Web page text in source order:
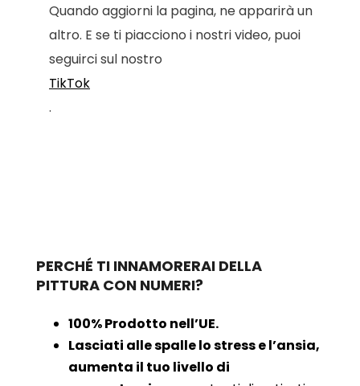
Quando aggiorni la pagina, ne apparirà un
altro. E se ti piacciono i nostri video, puoi
seguirci sul nostro
TikTok
.
PERCHÉ TI INNAMORERAI DELLA
PITTURA CON NUMERI?
100% Prodotto nell’UE.
Lasciati alle spalle lo stress e l’ansia,
aumenta il tuo livello di